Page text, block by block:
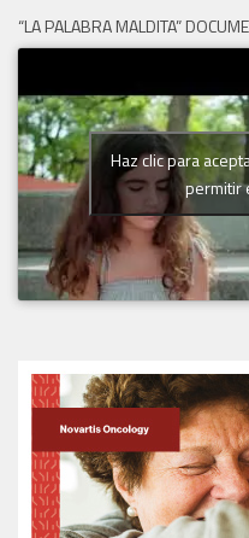
“LA PALABRA MALDITA”
Haz clic para
permitir